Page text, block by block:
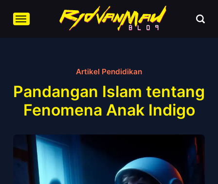
Artikel Pendidikan
Pandangan Islam tentang
Fenomena Anak Indigo